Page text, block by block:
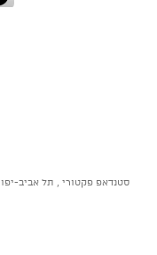
סטנדאפ פקטורי , תל אביב-יפו